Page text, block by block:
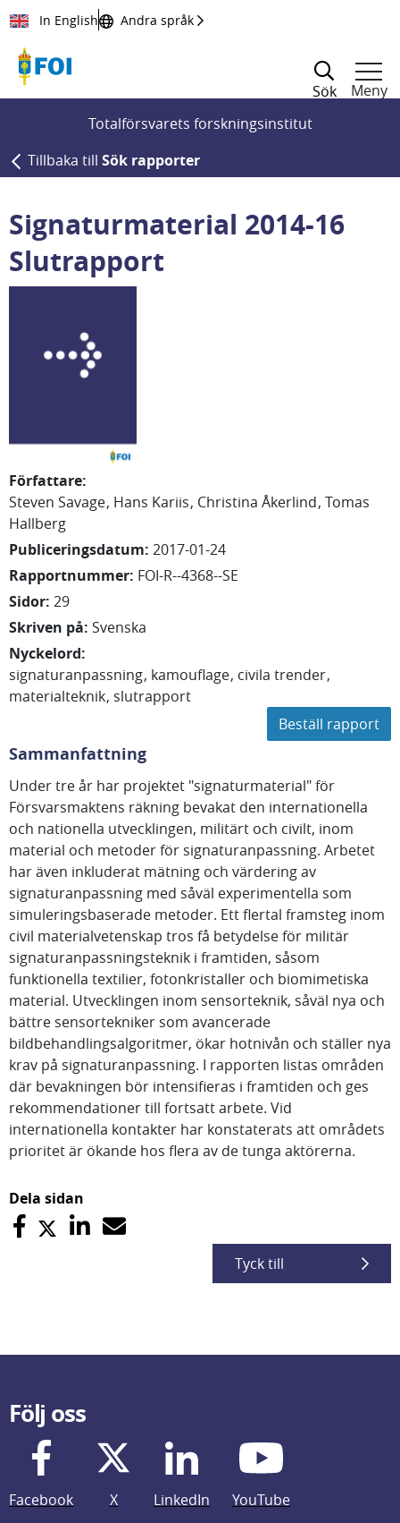
Till innehållet
In English Andra språk
Sök
Meny
Totalförsvarets forskningsinstitut
Tillbaka till Sök rapporter
Signaturmaterial 2014-16
Slutrapport
Författare:
Steven Savage Hans Kariis Christina Åkerlind Tomas
Hallberg
Publiceringsdatum: 2017-01-24
Rapportnummer: FOI-R--4368--SE
Sidor: 29
Skriven på: Svenska
Nyckelord:
signaturanpassning kamouflage civila trender
materialteknik slutrapport
Beställ rapport
Sammanfattning
Under tre år har projektet "signaturmaterial" för
Försvarsmaktens räkning bevakat den internationella
och nationella utvecklingen, militärt och civilt, inom
material och metoder för signaturanpassning. Arbetet
har även inkluderat mätning och värdering av
signaturanpassning med såväl experimentella som
simuleringsbaserade metoder. Ett flertal framsteg inom
civil materialvetenskap tros få betydelse för militär
signaturanpassningsteknik i framtiden, såsom
funktionella textilier, fotonkristaller och biomimetiska
material. Utvecklingen inom sensorteknik, såväl nya och
bättre sensortekniker som avancerade
bildbehandlingsalgoritmer, ökar hotnivån och ställer nya
krav på signaturanpassning. I rapporten listas områden
där bevakningen bör intensifieras i framtiden och ges
rekommendationer till fortsatt arbete. Vid
internationella kontakter har konstaterats att områdets
prioritet är ökande hos flera av de tunga aktörerna.
Dela sidan
Tyck till
Följ oss
Facebook X LinkedIn
YouTube